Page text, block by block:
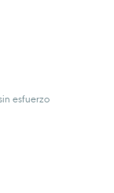
esfuerzo